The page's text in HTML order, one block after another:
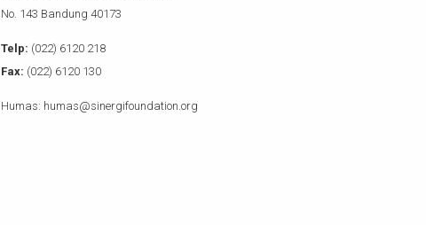
No. 143 Bandung 40173
Telp: (022) 6120 218
Fax: (022) 6120 130
Humas: humas@sinergifoundation.org